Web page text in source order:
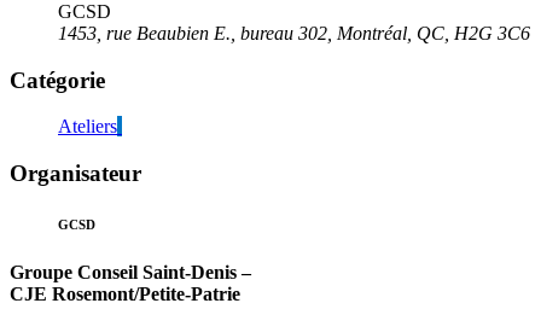
GCSD
1453, rue Beaubien E., bureau 302, Montréal, QC, H2G 3C6
Catégorie
Ateliers
Organisateur
GCSD
Groupe Conseil Saint-Denis –
CJE Rosemont/Petite-Patrie